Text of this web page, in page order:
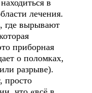
в
лечения.
где вырывают
приборная
о поломках,
разрыве).
просто